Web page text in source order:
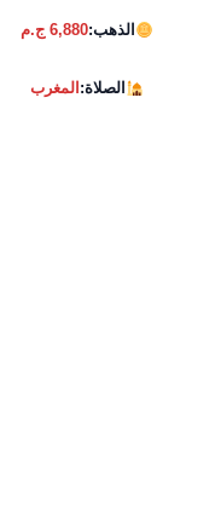
الذهب:6,880 ج.م
الصلاة:المغرب